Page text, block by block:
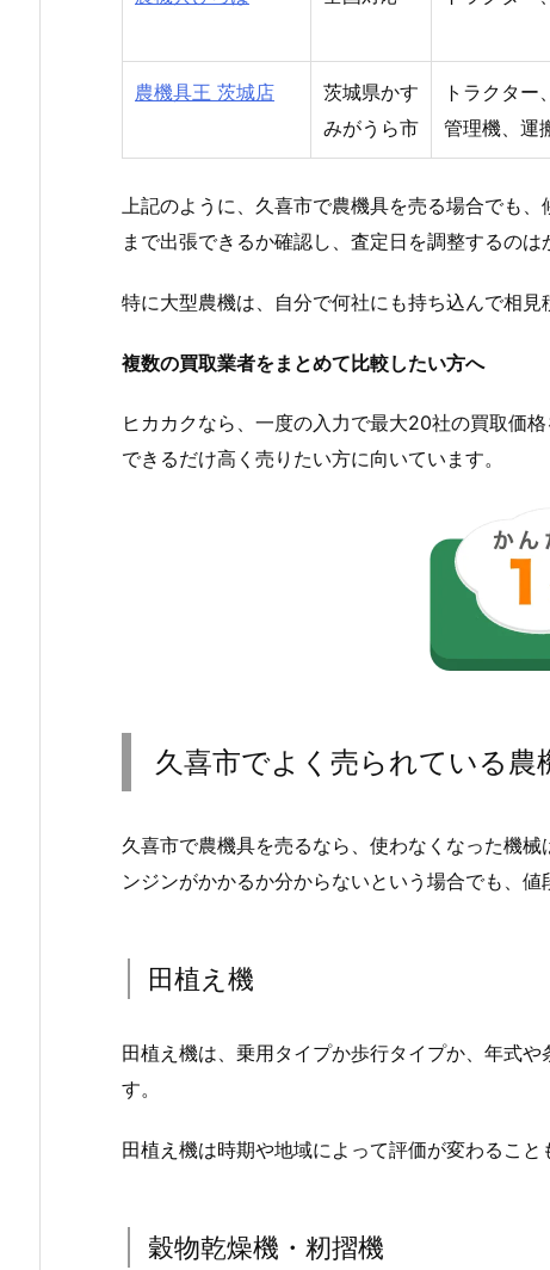
農機具王 茨城店
茨城県かす
みがうら市
トラクター
管理機、運
上記のように、久喜市で農機具を売る場合でも
まで出張できるか確認し、査定日を調整するのは
特に大型農機は、自分で何社にも持ち込んで相
複数の買取業者をまとめて比較したい方へ
ヒカカクなら、一度の入力で最大20社の買取価
できるだけ高く売りたい方に向いています。
久喜市でよく売られている農
久喜市で農機具を売るなら、使わなくなった機
ンジンがかかるか分からないという場合でも、値
田植え機
田植え機は、乗用タイプか歩行タイプか、年式
す。
田植え機は時期や地域によって評価が変わるこ
穀物乾燥機・籾摺機